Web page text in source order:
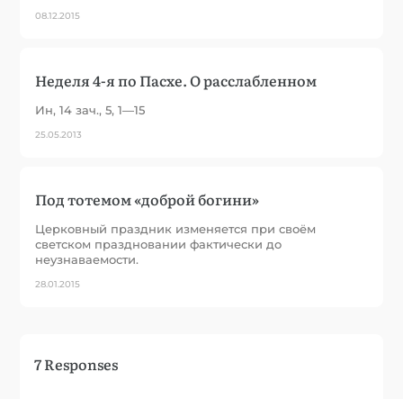
08.12.2015
Неделя 4-я по Пасхе. О расслабленном
Ин, 14 зач., 5, 1—15
25.05.2013
Под тотемом «доброй богини»
Церковный праздник изменяется при своём
светском праздновании фактически до
неузнаваемости.
28.01.2015
7 Responses